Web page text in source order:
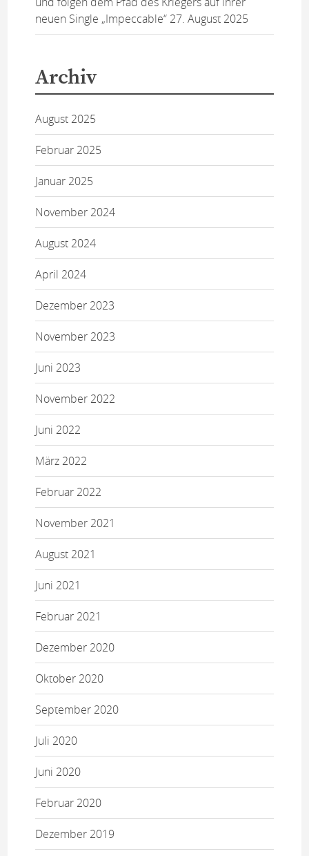
neuen Single „Impeccable“ 27. August 2025
Archiv
August 2025
Februar 2025
Januar 2025
November 2024
August 2024
April 2024
Dezember 2023
November 2023
Juni 2023
November 2022
Juni 2022
März 2022
Februar 2022
November 2021
August 2021
Juni 2021
Februar 2021
Dezember 2020
Oktober 2020
September 2020
Juli 2020
Juni 2020
Februar 2020
Dezember 2019